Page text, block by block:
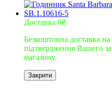
Доставка 0₴
Безкоштовна доставка на
підтвердження Вашего
магазину.
Закрити